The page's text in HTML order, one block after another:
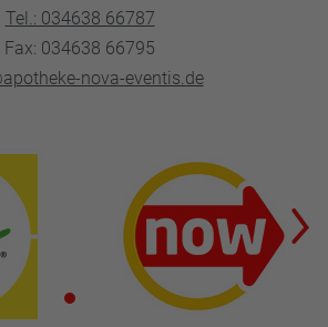
Tel.: 034638 66787
Fax: 034638 66795
nova-eventis.de